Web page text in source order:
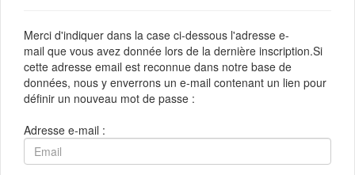
Merci d'indiquer dans la case ci-dessous l'adresse e-
mail que vous avez donnée lors de la dernière inscription.Si
cette adresse email est reconnue dans notre base de
données, nous y enverrons un e-mail contenant un lien pour
définir un nouveau mot de passe :
Adresse e-mail :